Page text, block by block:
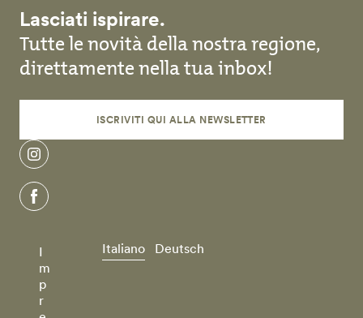
Lasciati ispirare.
Tutte le novità della nostra regione,
direttamente nella tua inbox!
ISCRIVITI QUI ALLA NEWSLETTER
instagram
facebook
I
m
p
r
Italiano Deutsch